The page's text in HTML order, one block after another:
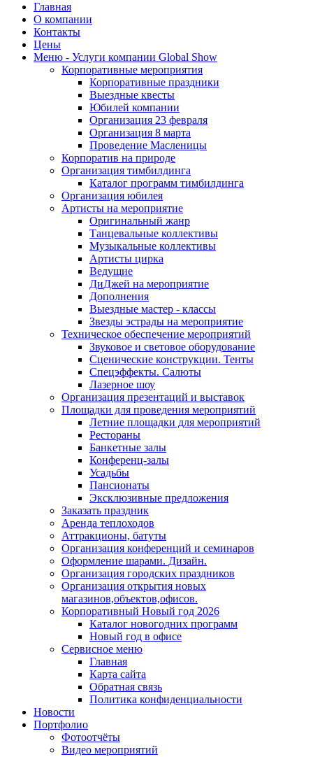
Главная
О компании
Контакты
Цены
Меню - Услуги компании Global Show
Корпоративные мероприятия
Корпоративные праздники
Выездные квесты
Юбилей компании
Организация 23 февраля
Организация 8 марта
Проведение Масленицы
Корпоратив на природе
Организация тимбилдинга
Каталог программ тимбилдинга
Организация юбилея
Артисты на мероприятие
Оригинальный жанр
Танцевальные коллективы
Музыкальные коллективы
Артисты цирка
Ведущие
ДиДжей на мероприятие
Дополнения
Выездные мастер - классы
Звезды эстрады на мероприятие
Техническое обеспечение мероприятий
Звуковое и световое оборудование
Сценические конструкции. Тенты
Спецэффекты. Салюты
Лазерное шоу
Организация презентаций и выставок
Площадки для проведения мероприятий
Летние площадки для мероприятий
Рестораны
Банкетные залы
Конференц-залы
Усадьбы
Пансионаты
Эксклюзивные предложения
Заказать праздник
Аренда теплоходов
Аттракционы, батуты
Организация конференций и семинаров
Оформление шарами. Дизайн.
Организация городских праздников
Организация открытия новых
магазинов,объектов,офисов.
Корпоративный Новый год 2026
Каталог новогодних программ
Новый год в офисе
Сервисное меню
Главная
Карта сайта
Обратная связь
Политика конфиденциальности
Новости
Портфолио
Фотоотчёты
Видео мероприятий